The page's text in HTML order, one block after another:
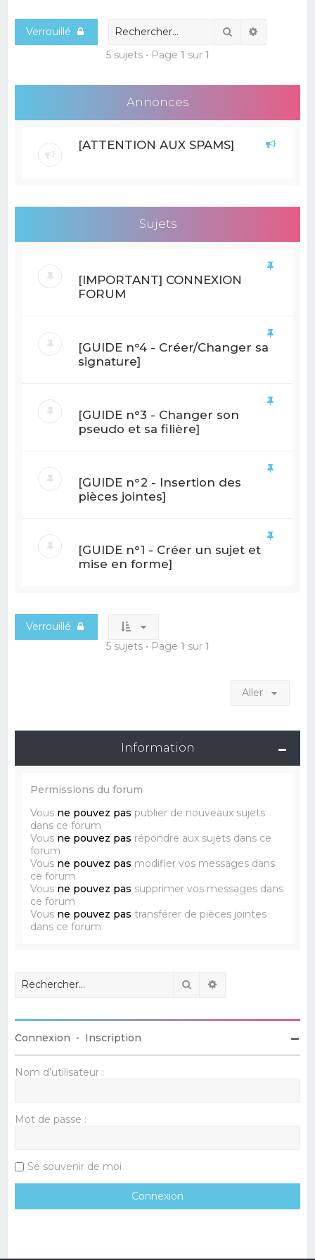
Verrouillé Rechercher
5 sujets • Page 1 sur 1
Annonces
[ATTENTION AUX SPAMS]
Sujets
[IMPORTANT] CONNEXION
FORUM
[GUIDE n°4 - Créer/Changer sa
signature]
[GUIDE n°3 - Changer son
pseudo et sa filière]
[GUIDE n°2 - Insertion des
pièces jointes]
[GUIDE n°1 - Créer un sujet et
mise en forme]
Verrouillé
5 sujets • Page 1 sur 1
Aller
Information
Permissions du forum
Vous ne pouvez pas publier de nouveaux sujets
dans ce forum
Vous ne pouvez pas répondre aux sujets dans ce
forum
Vous ne pouvez pas modifier vos messages dans
ce forum
Vous ne pouvez pas supprimer vos messages dans
ce forum
Vous ne pouvez pas transférer de pièces jointes
dans ce forum
Rechercher
Connexion • Inscription
Nom d’utilisateur :
Mot de passe :
Se souvenir de moi